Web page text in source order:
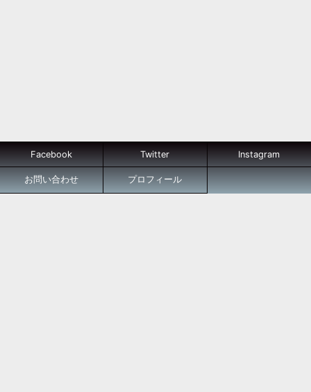
Facebook Twitter Instagram
お問い合わせ プロフィール